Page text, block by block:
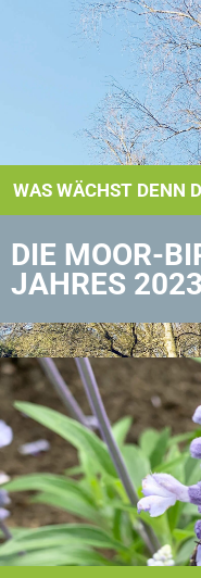
WAS WÄCHST DENN
DIE MOOR-
JAHRES 2023